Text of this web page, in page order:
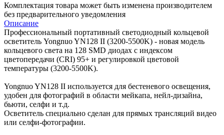
Комплектация товара может быть изменена производителем
без предварительного уведомления
Описание
Профессиональный портативный светодиодный кольцевой
осветитель Yongnuo YN128 II (3200-5500K) - новая модель
кольцевого света на 128 SMD диодах с индексом
цветопередачи (CRI) 95+ и регулировкой цветовой
температуры (3200-5500K).
Yongnuo YN128 II используется для бестеневого освещения,
удобен для фотографий в области мейкапа, нейл-дизайна,
бьюти, селфи и т.д.
Осветитель специально сделан для прямых трансляций видео
или селфи-фотографии.